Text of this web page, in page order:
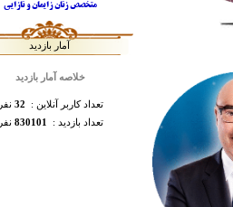
متخصص زنان زایمان و نازایی
آمار بازدید
خلاصه آمار بازدید
تعداد کاربر آنلاین : 32 نفر
تعداد بازدید :
830101 نفر